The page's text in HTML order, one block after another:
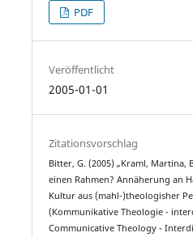
PDF
Veröffentlicht
2005-01-01
Zitationsvorschlag
Bitter, G. (2005) „Kraml, Martina,
einen Rahmen? Annäherung an
Kultur aus (mahl-)theologisher
(Kommunikative Theologie -
Communicative Theology -